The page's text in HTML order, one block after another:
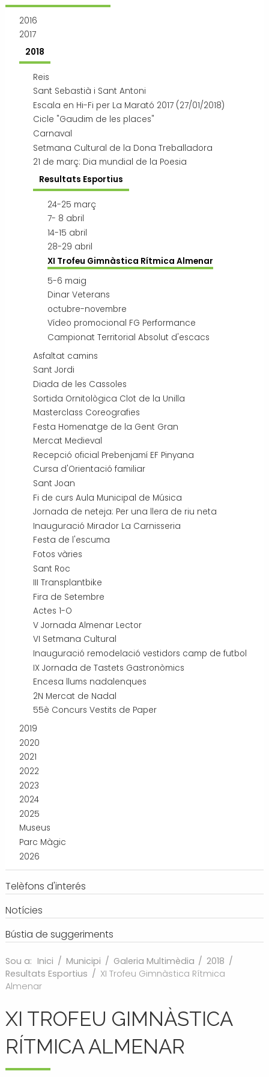
2016
2017
2018
Reis
Sant Sebastià i Sant Antoni
Escala en Hi-Fi per La Marató 2017 (27/01/2018)
Cicle "Gaudim de les places"
Carnaval
Setmana Cultural de la Dona Treballadora
21 de març: Dia mundial de la Poesia
Resultats Esportius
24-25 març
7- 8 abril
14-15 abril
28-29 abril
XI Trofeu Gimnàstica Rítmica Almenar
5-6 maig
Dinar Veterans
octubre-novembre
Vídeo promocional FG Performance
Campionat Territorial Absolut d'escacs
Asfaltat camins
Sant Jordi
Diada de les Cassoles
Sortida Ornitològica Clot de la Unilla
Masterclass Coreografies
Festa Homenatge de la Gent Gran
Mercat Medieval
Recepció oficial Prebenjamí EF Pinyana
Cursa d'Orientació familiar
Sant Joan
Fi de curs Aula Municipal de Música
Jornada de neteja: Per una llera de riu neta
Inauguració Mirador La Carnisseria
Festa de l'escuma
Fotos vàries
Sant Roc
III Transplantbike
Fira de Setembre
Actes 1-O
V Jornada Almenar Lector
VI Setmana Cultural
Inauguració remodelació vestidors camp de futbol
IX Jornada de Tastets Gastronòmics
Encesa llums nadalenques
2N Mercat de Nadal
55è Concurs Vestits de Paper
2019
2020
2021
2022
2023
2024
2025
Museus
Parc Màgic
2026
Telèfons d'interés
Notícies
Bústia de suggeriments
Sou a: Inici / Municipi / Galeria Multimèdia / 2018 /
Resultats Esportius / XI Trofeu Gimnàstica Rítmica
Almenar
XI TROFEU GIMNÀSTICA
RÍTMICA ALMENAR